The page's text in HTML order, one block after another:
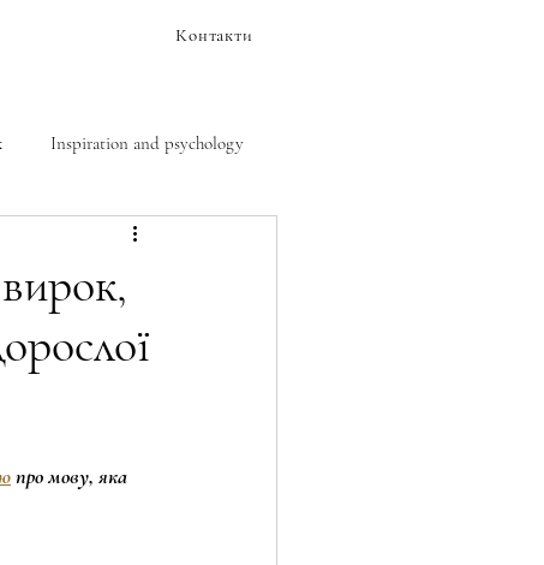
Контакти
Inspiration and psychology
Технології і бізнес
про мову, яка